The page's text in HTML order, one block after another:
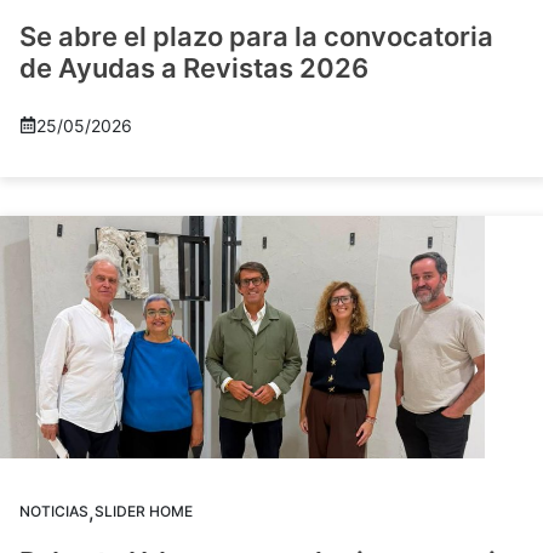
Se abre el plazo para la convocatoria
de Ayudas a Revistas 2026
25/05/2026
NOTICIAS,SLIDER HOME